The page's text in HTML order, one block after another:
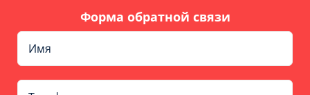
Форма обратной связи